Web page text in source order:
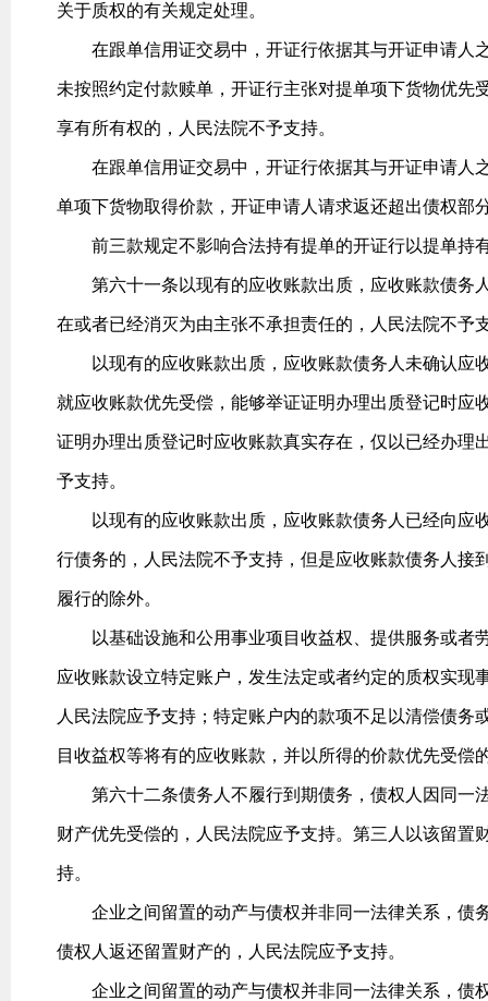
关于质权的有关规定处理。
在跟单信用证交易中，开证行依据其与开证申请人
未按照约定付款赎单，开证行主张对提单项下货物优
享有所有权的，人民法院不予支持。
在跟单信用证交易中，开证行依据其与开证申请人
单项下货物取得价款，开证申请人请求返还超出债权部
前三款规定不影响合法持有提单的开证行以提单持
第六十一条以现有的应收账款出质，应收账款债务
在或者已经消灭为由主张不承担责任的，人民法院不予
以现有的应收账款出质，应收账款债务人未确认应
就应收账款优先受偿，能够举证证明办理出质登记时
证明办理出质登记时应收账款真实存在，仅以已经办理
予支持。
以现有的应收账款出质，应收账款债务人已经向应
行债务的，人民法院不予支持，但是应收账款债务人接
履行的除外。
以基础设施和公用事业项目收益权、提供服务或者
应收账款设立特定账户，发生法定或者约定的质权实
人民法院应予支持；特定账户内的款项不足以清偿债
目收益权等将有的应收账款，并以所得的价款优先受偿
第六十二条债务人不履行到期债务，债权人因同一
财产优先受偿的，人民法院应予支持。第三人以该留
持。
企业之间留置的动产与债权并非同一法律关系，债
债权人返还留置财产的，人民法院应予支持。
企业之间留置的动产与债权并非同一法律关系，债